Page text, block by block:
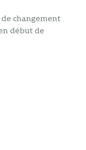
changement
début de